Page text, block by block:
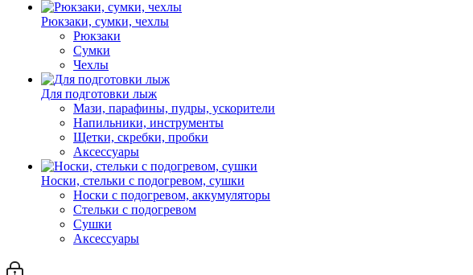
Рюкзаки, сумки, чехлы
Рюкзаки
Сумки
Чехлы
Для подготовки лыж
Мази, парафины, пудры, ускорители
Напильники, инструменты
Щетки, скребки, пробки
Аксессуары
Носки, стельки с подогревом, сушки
Носки с подогревом, аккумуляторы
Стельки с подогревом
Сушки
Аксессуары